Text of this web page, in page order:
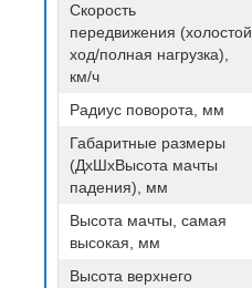
Скорость
передвижения (холостой
ход/полная нагрузка),
км/ч
Радиус поворота, мм
Габаритные размеры
(ДхШхВысота мачты
падения), мм
Высота мачты, самая
высокая, мм
Высота верхнего